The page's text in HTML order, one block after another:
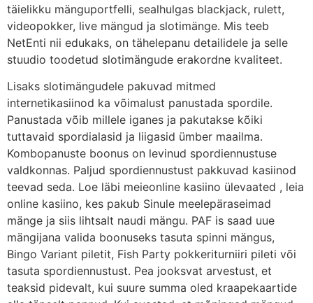
täielikku mänguportfelli, sealhulgas blackjack, rulett,
videopokker, live mängud ja slotimänge. Mis teeb
NetEnti nii edukaks, on tähelepanu detailidele ja selle
stuudio toodetud slotimängude erakordne kvaliteet.
Lisaks slotimängudele pakuvad mitmed
internetikasiinod ka võimalust panustada spordile.
Panustada võib millele iganes ja pakutakse kõiki
tuttavaid spordialasid ja liigasid ümber maailma.
Kombopanuste boonus on levinud spordiennustuse
valdkonnas. Paljud spordiennustust pakkuvad kasiinod
teevad seda. Loe läbi meieonline kasiino ülevaated , leia
online kasiino, kes pakub Sinule meelepäraseimad
mänge ja siis lihtsalt naudi mängu. PAF is saad uue
mängijana valida boonuseks tasuta spinni mängus,
Bingo Variant piletit, Fish Party pokkeriturniiri pileti või
tasuta spordiennustust. Pea jooksvat arvestust, et
teaksid pidevalt, kui suure summa oled kraapekaartide